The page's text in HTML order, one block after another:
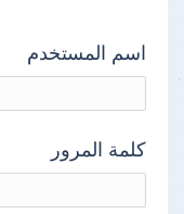
اسم المستخدم
كلمة المرور